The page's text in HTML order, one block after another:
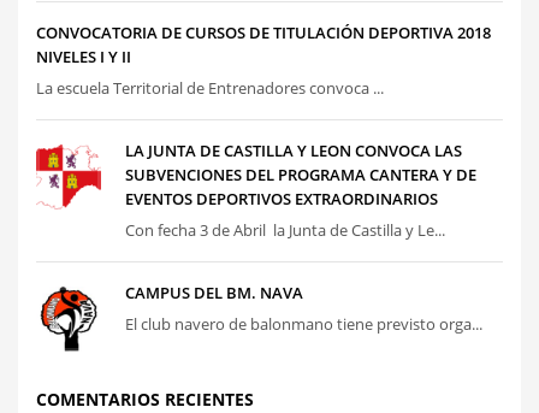
CONVOCATORIA DE CURSOS DE TITULACIÓN DEPORTIVA 2018
NIVELES I Y II
La escuela Territorial de Entrenadores convoca ...
LA JUNTA DE CASTILLA Y LEON CONVOCA LAS
SUBVENCIONES DEL PROGRAMA CANTERA Y DE
EVENTOS DEPORTIVOS EXTRAORDINARIOS
Con fecha 3 de Abril la Junta de Castilla y Le...
CAMPUS DEL BM. NAVA
El club navero de balonmano tiene previsto orga...
COMENTARIOS RECIENTES